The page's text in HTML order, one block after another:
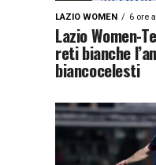
LAZIO WOMEN 6 ore
Lazio Women-
reti bianche
biancocelesti